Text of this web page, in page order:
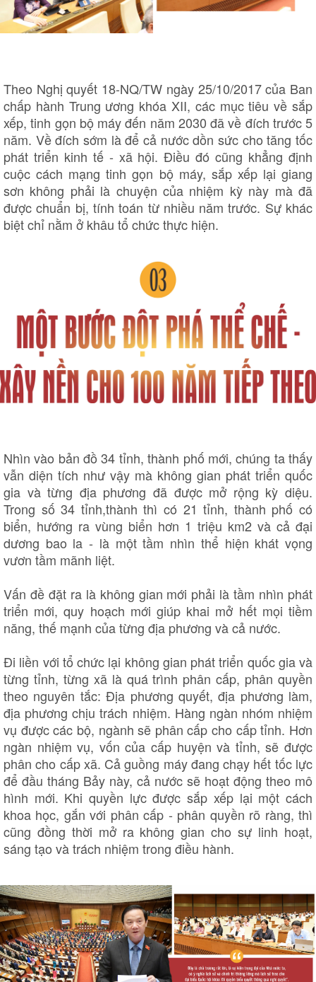
Sức khỏe
Nhi khoa
Nam khoa
Làm đẹp - giảm cân
Phòng mạch online
Ăn sạch sống khỏe
Đời sống
Văn hóa
Sân khấu - Điện ảnh
Văn học
Âm nhạc
Di sản
Giải trí
Nghệ sĩ
Thời trang
Sao Việt
Theo Nghị quyết 18-NQ/TW ngày 25/10/2017 của Ban
chấp hành Trung ương khóa XII, các mục tiêu về sắp
xếp, tinh gọn bộ máy đến năm 2030 đã về đích trước 5
năm. Về đích sớm là để cả nước dồn sức cho tăng tốc
phát triển kinh tế - xã hội. Điều đó cũng khẳng định
cuộc cách mạng tinh gọn bộ máy, sắp xếp lại giang
sơn không phải là chuyện của nhiệm kỳ này mà đã
được chuẩn bị, tính toán từ nhiều năm trước. Sự khác
biệt chỉ nằm ở khâu tổ chức thực hiện.
Nhìn vào bản đồ 34 tỉnh, thành phố mới, chúng ta thấy
vẫn diện tích như vậy mà không gian phát triển quốc
gia và từng địa phương đã được mở rộng kỳ diệu.
Trong số 34 tỉnh,thành thì có 21 tỉnh, thành phố có
biển, hướng ra vùng biển hơn 1 triệu km2 và cả đại
dương bao la - là một tầm nhìn thể hiện khát vọng
vươn tầm mãnh liệt.
Vấn đề đặt ra là không gian mới phải là tầm nhìn phát
triển mới, quy hoạch mới giúp khai mở hết mọi tiềm
năng, thế mạnh của từng địa phương và cả nước.
Đi liền với tổ chức lại không gian phát triển quốc gia và
từng tỉnh, từng xã là quá trình phân cấp, phân quyền
theo nguyên tắc: Địa phương quyết, địa phương làm,
địa phương chịu trách nhiệm. Hàng ngàn nhóm nhiệm
vụ được các bộ, ngành sẽ phân cấp cho cấp tỉnh. Hơn
ngàn nhiệm vụ, vốn của cấp huyện và tỉnh, sẽ được
phân cho cấp xã. Cả guồng máy đang chạy hết tốc lực
để đầu tháng Bảy này, cả nước sẽ hoạt động theo mô
hình mới. Khi quyền lực được sắp xếp lại một cách
khoa học, gắn với phân cấp - phân quyền rõ ràng, thì
cũng đồng thời mở ra không gian cho sự linh hoạt,
sáng tạo và trách nhiệm trong điều hành.